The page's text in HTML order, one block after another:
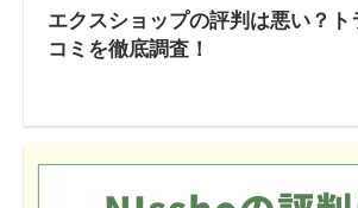
エクスショップの評判は悪い？ト
コミを徹底調査！